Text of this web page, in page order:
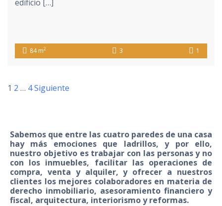
edificio […]
84 m2 3 1
1 2 … 4Siguiente
Sabemos que entre las cuatro paredes de una casa
hay más emociones que ladrillos, y por ello,
nuestro objetivo es trabajar con las personas y no
con los inmuebles, facilitar las operaciones de
compra, venta y alquiler, y ofrecer a nuestros
clientes los mejores colaboradores en materia de
derecho inmobiliario, asesoramiento financiero y
fiscal, arquitectura, interiorismo y reformas.